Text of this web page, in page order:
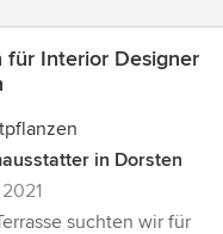
Interior Designer
in Dorsten
suchten wir für